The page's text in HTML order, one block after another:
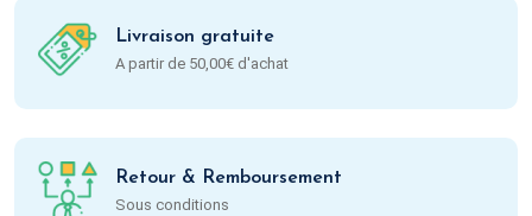
Livraison gratuite
A partir de 50,00€ d'achat
Retour & Remboursement
Sous conditions